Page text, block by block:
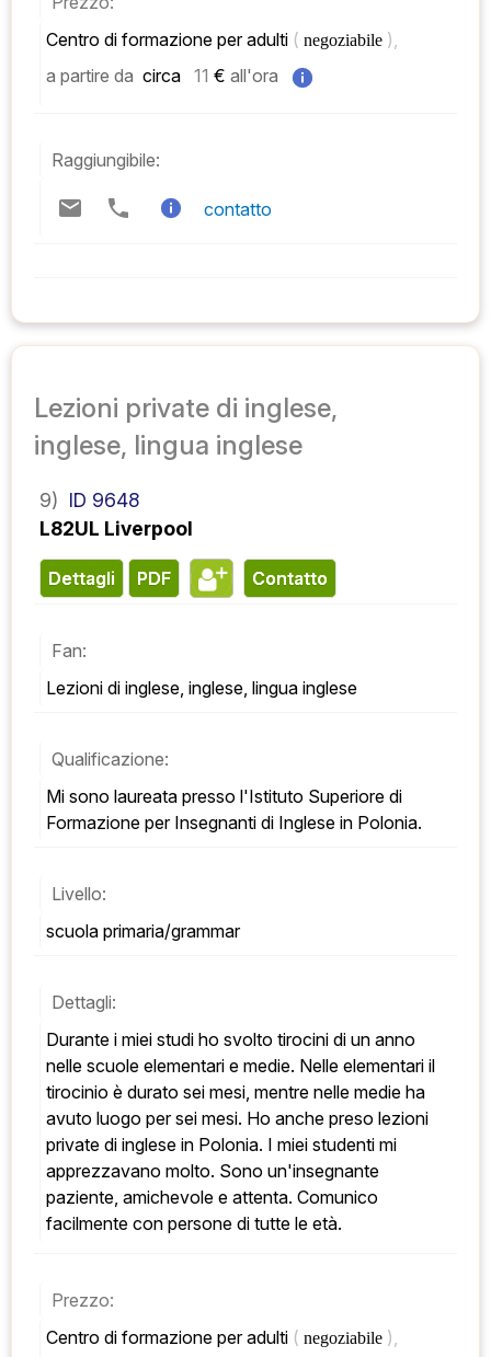
Centro di formazione per adulti ( negoziabile ),
a partire da circa 11 € all'ora
Raggiungibile:
contatto
Lezioni private di inglese,
inglese, lingua inglese
9) ID 9648
L82UL Liverpool
Dettagli PDF contatto
Fan:
Lezioni di inglese, inglese, lingua inglese
Qualificazione:
Mi sono laureata presso l'Istituto Superiore di
Formazione per Insegnanti di Inglese in Polonia.
Livello:
scuola primaria/grammar
Dettagli:
Durante i miei studi ho svolto tirocini di un anno
nelle scuole elementari e medie. Nelle elementari il
tirocinio è durato sei mesi, mentre nelle medie ha
avuto luogo per sei mesi. Ho anche preso lezioni
private di inglese in Polonia. I miei studenti mi
apprezzavano molto. Sono un'insegnante
paziente, amichevole e attenta. Comunico
facilmente con persone di tutte le età.
Prezzo:
Centro di formazione per adulti ( negoziabile ),